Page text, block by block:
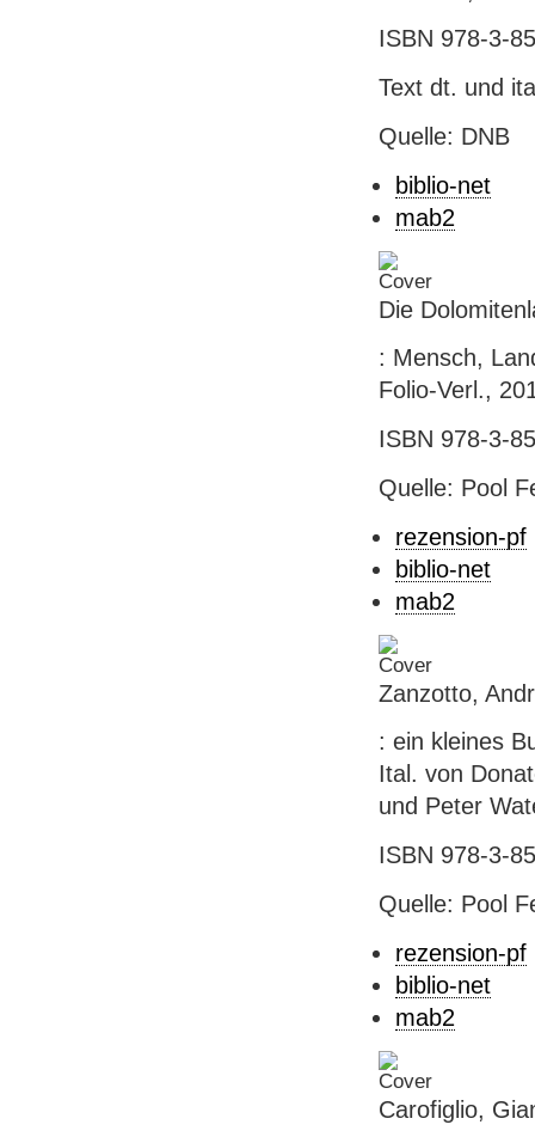
ISBN 978-3-
Text dt. und
Quelle: DNB
biblio-net
mab2
Die
: Mensch,
Folio-Verl.,
ISBN 978-3-
Quelle: Pool
rezension-pf
biblio-net
mab2
Zanzotto,
: ein kleines
Ital. von
und Peter
ISBN 978-3-
Quelle: Pool
rezension-pf
biblio-net
mab2
Carofiglio,